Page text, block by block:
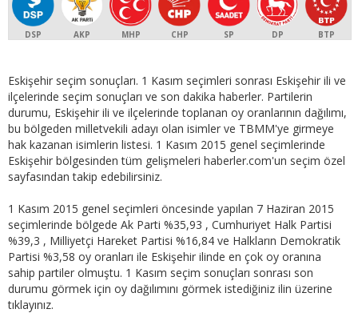
DSP AKP MHP CHP SP DP BTP
Eskişehir seçim sonuçları. 1 Kasım seçimleri sonrası Eskişehir ili ve
ilçelerinde seçim sonuçları ve son dakika haberler. Partilerin
durumu, Eskişehir ili ve ilçelerinde toplanan oy oranlarının dağılımı,
bu bölgeden milletvekili adayı olan isimler ve TBMM'ye girmeye
hak kazanan isimlerin listesi. 1 Kasım 2015 genel seçimlerinde
Eskişehir bölgesinden tüm gelişmeleri haberler.com'un seçim özel
sayfasından takip edebilirsiniz.
1 Kasım 2015 genel seçimleri öncesinde yapılan 7 Haziran 2015
seçimlerinde bölgede Ak Parti %35,93 , Cumhuriyet Halk Partisi
%39,3 , Milliyetçi Hareket Partisi %16,84 ve Halkların Demokratik
Partisi %3,58 oy oranları ile Eskişehir ilinde en çok oy oranına
sahip partiler olmuştu. 1 Kasım seçim sonuçları sonrası son
durumu görmek için oy dağılımını görmek istediğiniz ilin üzerine
tıklayınız.